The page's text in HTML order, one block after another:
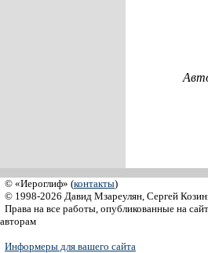
© «Иероглиф» (контакты)
© 1998-2026 Давид Мзареулян, Сергей
Права на все работы, опубликованные на
авторам
Информеры для вашего сайта